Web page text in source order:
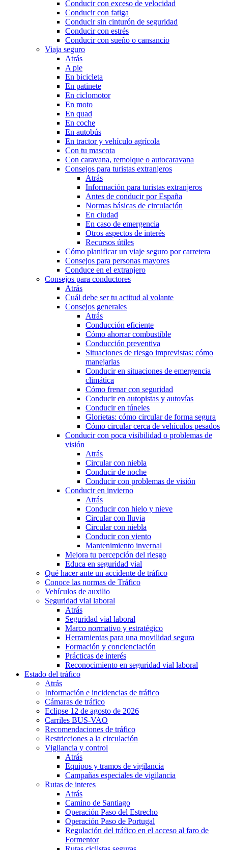
Conducir con exceso de velocidad
Conducir con fatiga
Conducir sin cinturón de seguridad
Conducir con estrés
Conducir con sueño o cansancio
Viaja seguro
Atrás
A pie
En bicicleta
En patinete
En ciclomotor
En moto
En quad
En coche
En autobús
En tractor y vehículo agrícola
Con tu mascota
Con caravana, remolque o autocaravana
Consejos para turistas extranjeros
Atrás
Información para turistas extranjeros
Antes de conducir por España
Normas básicas de circulación
En ciudad
En caso de emergencia
Otros aspectos de interés
Recursos útiles
Cómo planificar un viaje seguro por carretera
Consejos para personas mayores
Conduce en el extranjero
Consejos para conductores
Atrás
Cuál debe ser tu actitud al volante
Consejos generales
Atrás
Conducción eficiente
Cómo ahorrar combustible
Conducción preventiva
Situaciones de riesgo imprevistas: cómo
manejarlas
Conducir en situaciones de emergencia
climática
Cómo frenar con seguridad
Conducir en autopistas y autovías
Conducir en túneles
Glorietas: cómo circular de forma segura
Cómo circular cerca de vehículos pesados
Conducir con poca visibilidad o problemas de
visión
Atrás
Circular con niebla
Conducir de noche
Conducir con problemas de visión
Conducir en invierno
Atrás
Conducir con hielo y nieve
Circular con lluvia
Circular con niebla
Conducir con viento
Mantenimiento invernal
Mejora tu percepción del riesgo
Educa en seguridad vial
Qué hacer ante un accidente de tráfico
Conoce las normas de Tráfico
Vehículos de auxilio
Seguridad vial laboral
Atrás
Seguridad vial laboral
Marco normativo y estratégico
Herramientas para una movilidad segura
Formación y concienciación
Prácticas de interés
Reconocimiento en seguridad vial laboral
Estado del tráfico
Atrás
Información e incidencias de tráfico
Cámaras de tráfico
Eclipse 12 de agosto de 2026
Carriles BUS-VAO
Recomendaciones de tráfico
Restricciones a la circulación
Vigilancia y control
Atrás
Equipos y tramos de vigilancia
Campañas especiales de vigilancia
Rutas de interes
Atrás
Camino de Santiago
Operación Paso del Estrecho
Operación Paso de Portugal
Regulación del tráfico en el acceso al faro de
Formentor